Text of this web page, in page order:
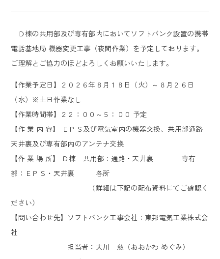
Ｄ棟の共用部及び専有部内においてソフトバンク設置の携帯
電話基地局 機器変更工事（夜間作業）を予定しております。
ご理解とご協力のほどよろしくお願いいたします。
【作業予定日】２０２６年８月１８日（火）～８月２６日
（水）※土日作業なし
【作業時間帯】２２：００～５：００ 予定
【作 業 内 容】 ＥＰＳ及び電気室内の機器交換、共用部通路
天井裏及び専有部内のアンテナ交換
【作 業 場 所】 Ｄ棟 共用部：通路・天井裏 専有
部：ＥＰＳ・天井裏 各所
（詳細は下記の配布資料にてご確認く
ださい）
【問い合わせ先】ソフトバンク工事会社：東邦電気工業株式会
社
担当者：大川 慈（おおかわ めぐみ）